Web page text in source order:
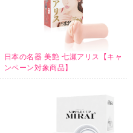
日本の名器 美艶 七瀬アリス【キャ
ンペーン対象商品】